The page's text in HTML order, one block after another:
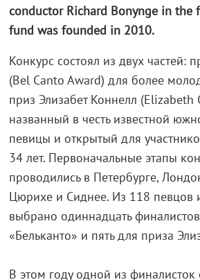
conductor Richard Bonynge in the
fund was founded in 2010.
Конкурс состоял из двух частей:
(Bel Canto Award) для более
приз Элизабет Коннелл (Elizabeth
названный в честь известной
певицы и открытый для
34 лет. Первоначальные этапы
проводились в Петербурге,
Цюрихе и Сиднее. Из 118 певцов
выбрано одиннадцать
«Бельканто» и пять для приза
В этом году одной из финалисток